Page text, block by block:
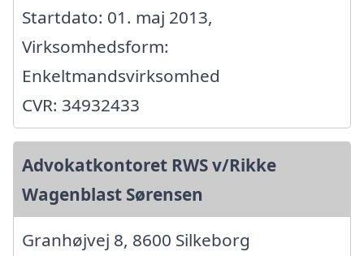
Startdato: 01. maj 2013,
Virksomhedsform:
Enkeltmandsvirksomhed
CVR: 34932433
Advokatkontoret RWS v/Rikke
Wagenblast Sørensen
Granhøjvej 8, 8600 Silkeborg